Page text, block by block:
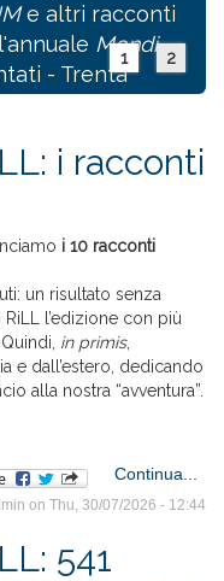
e altri racconti
Mondi
- Trenta
1 2
i racconti
i 10 racconti
un risultato senza
l’edizione con più
in primis,
e dall’estero, dedicando
alla nostra “avventura”.
Continua...
on Thu, 30/07/2026 - 12:44
541